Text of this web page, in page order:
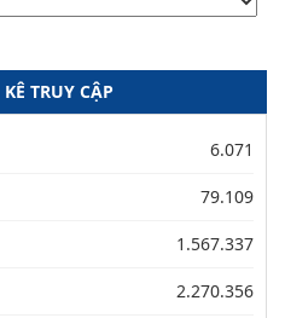
TRUY CẬP
6.071
79.109
1.567.337
2.270.356